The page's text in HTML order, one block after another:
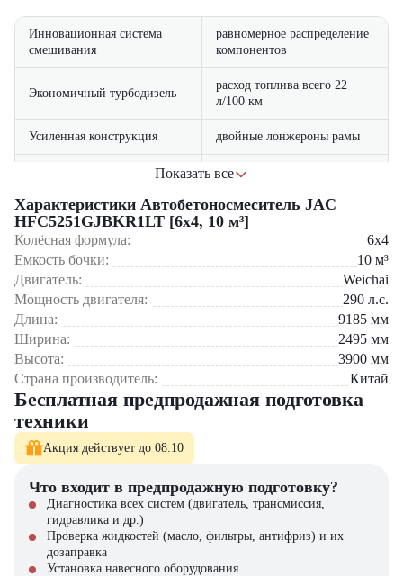
Инновационная система
смешивания
равномерное распределение
компонентов
Экономичный турбодизель
расход топлива всего 22
л/100 км
Усиленная конструкция двойные лонжероны рамы
кабина с климат-контролем
Умная система управления
контроль всех параметров
работы
Защита от коррозии
Основные сферы применения:
Возведение многоэтажных жилых комплексов
Строительство промышленных предприятий
Дорожные и мостовые работы
Гидротехническое строительство
Выбирайте официального дилера – выбирайте "ЦТО"! Мы
обеспечиваем:
Поставки с завода-изготовителя
Оригинальные запчасти на складе
Сертифицированный сервис
Юридическое сопровождение сделок
Показать все
Характеристики Автобетоносмеситель JAC
HFC5251GJBKR1LT [6x4, 10 м³]
Колёсная формула:
6x4
Емкость бочки:
10 м³
Двигатель:
Weichai
Мощность двигателя:
290 л.с.
Длина:
9185 мм
Ширина:
2495 мм
Высота:
3900 мм
Страна производитель:
Китай
Бесплатная предпродажная подготовка
техники
Акция действует до 08.10
Что входит в предпродажную подготовку?
Диагностика всех систем (двигатель, трансмиссия,
гидравлика и др.)
Проверка жидкостей (масло, фильтры, антифриз) и их
дозаправка
Установка навесного оборудования